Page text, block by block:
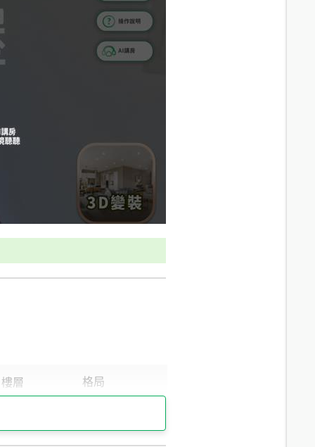
分鐘 /505m
分鐘 /530m